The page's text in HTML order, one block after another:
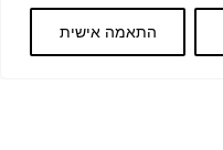
התאמה אישית